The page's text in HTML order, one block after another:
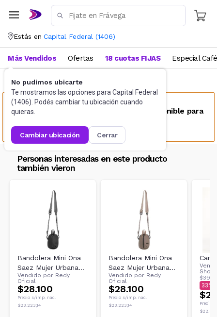
Estás en Capital Federal (1406)
No pudimos ubicarte
Te mostramos las opciones para Capital Federal
(1406). Podés cambiar tu ubicación cuando
quieras.
cambiar ubicación cerrar
Más Vendidos Ofertas 18 cuotas FIJAS Especial Café
Accesorios Carteras
Este producto no se encuentra disponible para
Personas interesadas en este producto
también vieron
Bandolera Mini Ona
Saez Mujer Urbana
Compacta Pu
Vendido por Redy
Oficial
$28.100
Precio s/imp. nac.
$23.223,14
Bandolera Mini Ona
Saez Mujer Urbana
Compacta Pu
Vendido por Redy
Oficial
$28.100
Precio s/imp. nac.
$23.223,14
33
Precio